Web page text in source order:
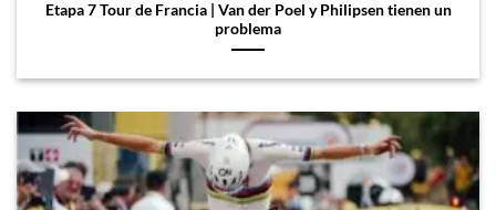
Etapa 7 Tour de Francia | Van der Poel y Philipsen tienen un
problema